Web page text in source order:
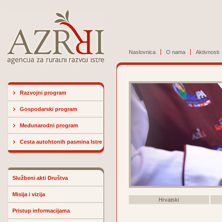
Naslovnica O nama Aktivnosti
Razvojni program
Gospodarski program
Međunarodni program
Cesta autohtonih pasmina Istre
Službeni akti Društva
Misija i vizija
Pristup informacijama
Hrvatski